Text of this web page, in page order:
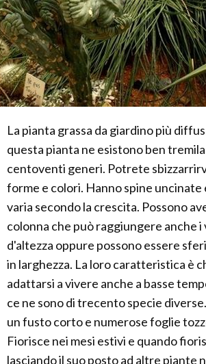
La pianta grassa da giardino più
questa pianta ne esistono ben
centoventi generi. Potrete
forme e colori. Hanno spine uncinate
varia secondo la crescita. Possono
colonna che può raggiungere anche
d'altezza oppure possono essere
in larghezza. La loro caratteristica è
adattarsi a vivere anche a basse
ce ne sono di trecento specie
un fusto corto e numerose foglie
Fiorisce nei mesi estivi e quando
lasciando il suo posto ad altre piante